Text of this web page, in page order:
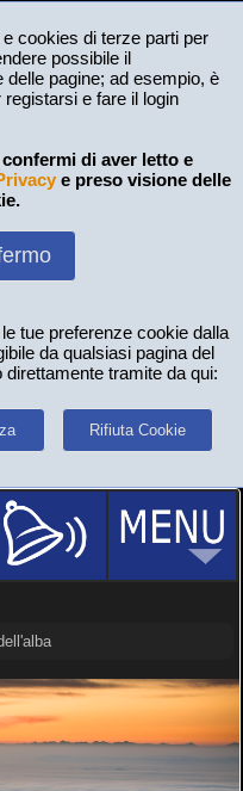
cookies di terze parti per
possibile il
pagine; ad esempio, è
e fare il login
di aver letto e
e preso visione delle
tue preferenze cookie dalla
da qualsiasi pagina del
tramite da qui:
Rifiuta Cookie